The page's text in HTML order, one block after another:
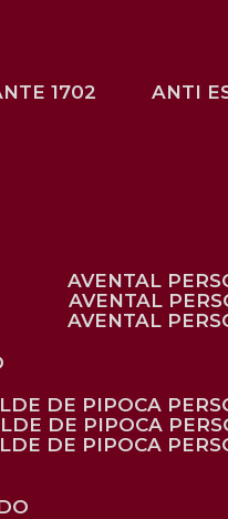
1702
ANTI
AVENTAL
AVENTAL
AVENTAL
DE PIPOCA
DE PIPOCA
DE PIPOCA